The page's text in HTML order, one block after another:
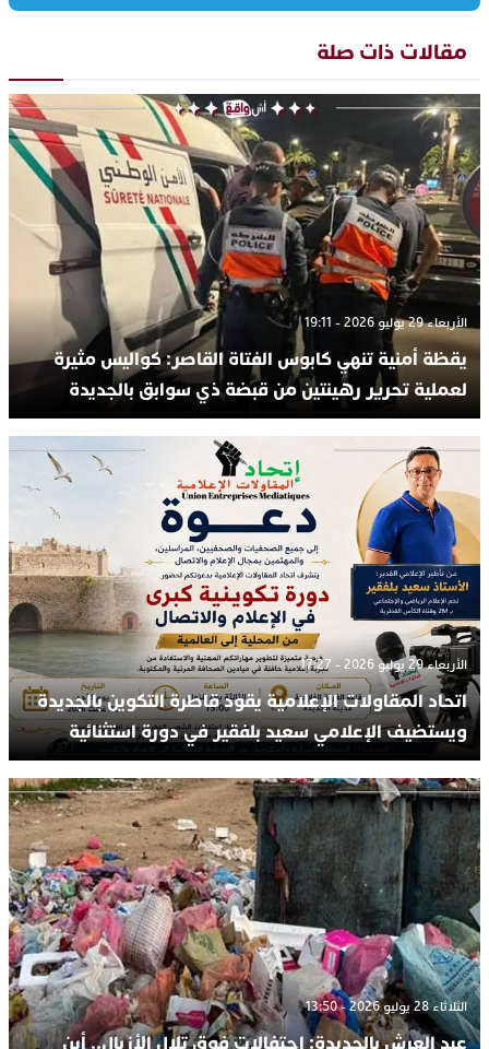
مقالات ذات صلة
الأربعاء 29 يوليو 2026 - 19:11
يقظة أمنية تنهي كابوس الفتاة القاصر: كواليس مثيرة
لعملية تحرير رهينتين من قبضة ذي سوابق بالجديدة
الأربعاء 29 يوليو 2026 - 17:27
اتحاد المقاولات الإعلامية يقود قاطرة التكوين بالجديدة
ويستضيف الإعلامي سعيد بلفقير في دورة استثنائية
الثلاثاء 28 يوليو 2026 - 13:50
عيد العرش بالجديدة: احتفالات فوق تلال الأزبال.. أين